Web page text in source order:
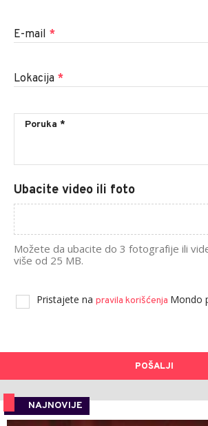
E-mail *
Lokacija *
Ubacite video ili foto
Možete da ubacite do 3 fotografije ili
više od 25 MB.
Pristajete na pravila korišćenja Mondo
POŠALJI
NAJNOVIJE